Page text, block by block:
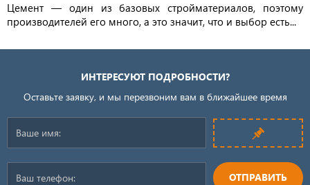
Цемент — один из базовых стройматериалов, поэтому
производителей его много, а это значит, что и выбор есть...
ИНТЕРЕСУЮТ ПОДРОБНОСТИ?
Оставьте заявку, и мы перезвоним вам в ближайшее время
ОТПРАВИТЬ